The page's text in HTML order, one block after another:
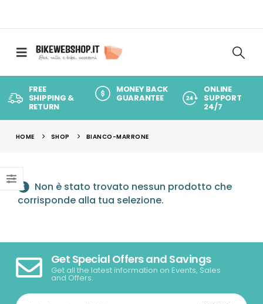
FREE
SHIPPING &
RETURN
MONEY BACK
GUARANTEE
ONLINE
SUPPORT
24/7
HOME SHOP BIANCO-MARRONE
Non è stato trovato nessun prodotto che
corrisponde alla tua selezione.
Get Special Offers and Savings
Get all the latest information on Events, Sales
and Offers.